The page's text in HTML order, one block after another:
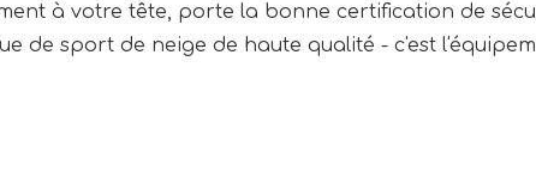
à votre tête, porte la bonne certification de
de sport de neige de haute qualité - c'est